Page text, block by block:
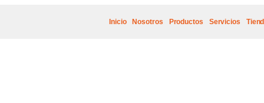
Inicio Nosotros Productos Servicios